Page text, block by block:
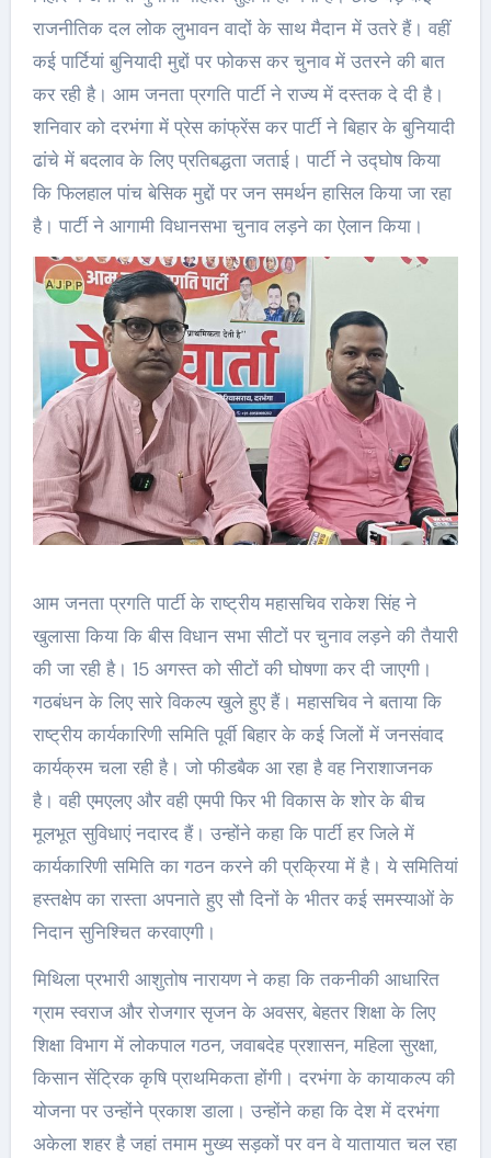
राजनीतिक दल लोक लुभावन वादों के साथ मैदान में उतरे हैं। वहीं
कई पार्टियां बुनियादी मुद्दों पर फोकस कर चुनाव में उतरने की बात
कर रही है। आम जनता प्रगति पार्टी ने राज्य में दस्तक दे दी है।
शनिवार को दरभंगा में प्रेस कांफ्रेंस कर पार्टी ने बिहार के बुनियादी
ढांचे में बदलाव के लिए प्रतिबद्धता जताई। पार्टी ने उद्घोष किया
कि फिलहाल पांच बेसिक मुद्दों पर जन समर्थन हासिल किया जा रहा
है। पार्टी ने आगामी विधानसभा चुनाव लड़ने का ऐलान किया।
आम जनता प्रगति पार्टी के राष्ट्रीय महासचिव राकेश सिंह ने
खुलासा किया कि बीस विधान सभा सीटों पर चुनाव लड़ने की तैयारी
की जा रही है। 15 अगस्त को सीटों की घोषणा कर दी जाएगी।
गठबंधन के लिए सारे विकल्प खुले हुए हैं। महासचिव ने बताया कि
राष्ट्रीय कार्यकारिणी समिति पूर्वी बिहार के कई जिलों में जनसंवाद
कार्यक्रम चला रही है। जो फीडबैक आ रहा है वह निराशाजनक
है। वही एमएलए और वही एमपी फिर भी विकास के शोर के बीच
मूलभूत सुविधाएं नदारद हैं। उन्होंने कहा कि पार्टी हर जिले में
कार्यकारिणी समिति का गठन करने की प्रक्रिया में है। ये समितियां
हस्तक्षेप का रास्ता अपनाते हुए सौ दिनों के भीतर कई समस्याओं के
निदान सुनिश्चित करवाएगी।
मिथिला प्रभारी आशुतोष नारायण ने कहा कि तकनीकी आधारित
ग्राम स्वराज और रोजगार सृजन के अवसर, बेहतर शिक्षा के लिए
शिक्षा विभाग में लोकपाल गठन, जवाबदेह प्रशासन, महिला सुरक्षा,
किसान सेंट्रिक कृषि प्राथमिकता होंगी। दरभंगा के कायाकल्प की
योजना पर उन्होंने प्रकाश डाला। उन्होंने कहा कि देश में दरभंगा
अकेला शहर है जहां तमाम मुख्य सड़कों पर वन वे यातायात चल रहा